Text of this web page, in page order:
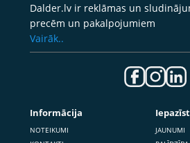
Dalder.lv ir reklāmas un
precēm un pakalpojumiem
Vairāk..
Informācija
NOTEIKUMI
JAUNUMI